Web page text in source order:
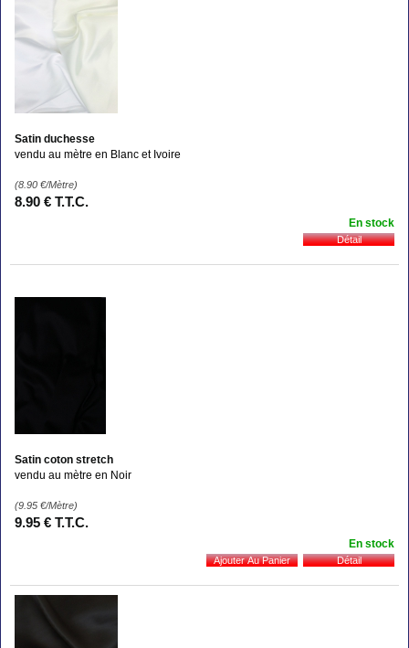
Satin duchesse
vendu au mètre en Blanc et Ivoire
(8.90 €/Mètre)
8.90 € T.T.C.
En stock
Satin coton stretch
vendu au mètre en Noir
(9.95 €/Mètre)
9.95 € T.T.C.
En stock